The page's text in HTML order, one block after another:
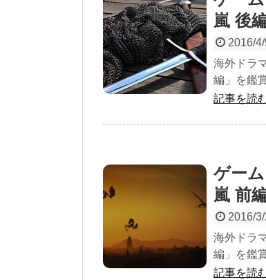
嵐 後
2016/
海外ドラ
編」を鑑
記事を読
ゲー
嵐 前
2016/
海外ドラ
編」を鑑
記事を読